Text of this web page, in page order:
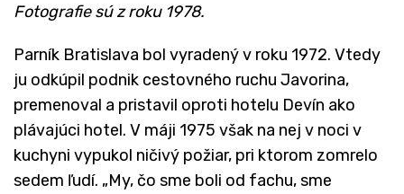
Fotografie sú z roku 1978.
Parník Bratislava bol vyradený v roku 1972. Vtedy
ju odkúpil podnik cestovného ruchu Javorina,
premenoval a pristavil oproti hotelu Devín ako
plávajúci hotel. V máji 1975 však na nej v noci v
kuchyni vypukol ničivý požiar, pri ktorom zomrelo
sedem ľudí. „My, čo sme boli od fachu, sme